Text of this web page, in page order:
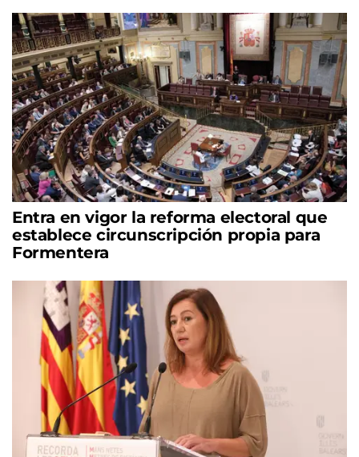
Entra en vigor la reforma electoral que
establece circunscripción propia para
Formentera